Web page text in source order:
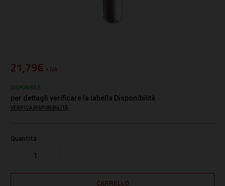
21,79€ + IVA
DISPONIBILE
per dettagli verificare la tabella Disponibilità
VERIFICA DISPONIBILITÀ
Quantità